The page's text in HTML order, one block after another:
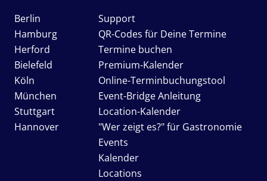
Berlin
Hamburg
Herford
Bielefeld
Köln
München
Stuttgart
Hannover
Support
QR-Codes für Deine Termine
Termine buchen
Premium-Kalender
Online-Terminbuchungstool
Event-Bridge Anleitung
Location-Kalender
"Wer zeigt es?" für Gastronomie
Events
Kalender
Locations